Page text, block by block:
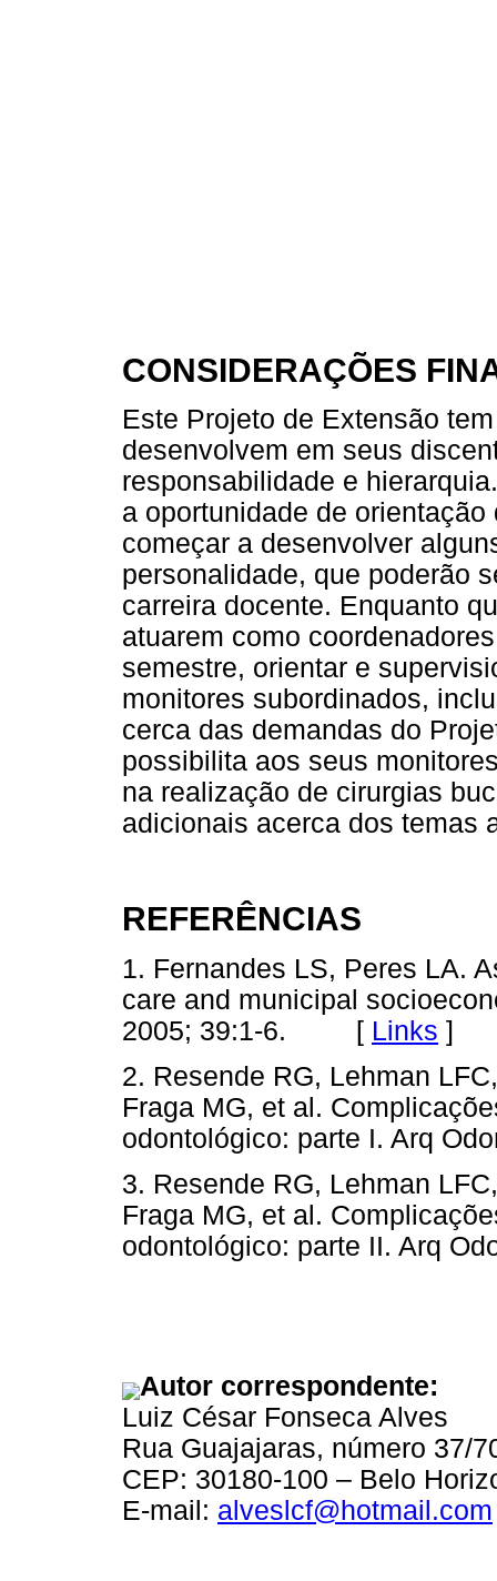
CONSIDERAÇÕES
Este Projeto de Extensão
desenvolvem em seus
responsabilidade e
a oportunidade de
começar a desenvolver
personalidade, que poderão
carreira docente. Enquanto
atuarem como
semestre, orientar e
monitores subordinados,
cerca das demandas do
possibilita aos seus
na realização de cirurgias
adicionais acerca dos temas
REFERÊNCIAS
1. Fernandes LS, Peres LA.
care and municipal
2005; 39:1-6. [ Links ]
2. Resende RG, Lehman
Fraga MG, et al.
odontológico: parte I. Arq
3. Resende RG, Lehman
Fraga MG, et al.
odontológico: parte II. Arq
Autor correspondente:
Luiz César Fonseca Alves
Rua Guajajaras, número 37/
CEP: 30180-100 – Belo
E-mail: alveslcf@hotmail.com